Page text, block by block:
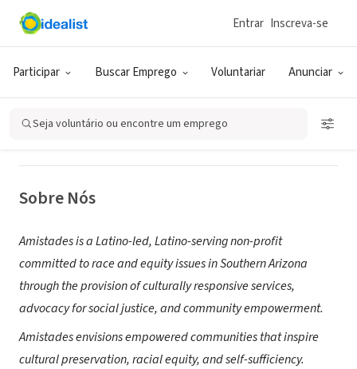
Participar Buscar Emprego Voluntariar Anunciar
Entrar Inscreva-se
Seja voluntário ou encontre um emprego
ONG (SETOR SOCIAL)
Amistades, Inc.
Sobre Nós
Amistades is a Latino-led, Latino-serving non-profit
committed to race and equity issues in Southern Arizona
through the provision of culturally responsive services,
advocacy for social justice, and community empowerment.
Amistades envisions empowered communities that inspire
cultural preservation, racial equity, and self-sufficiency.